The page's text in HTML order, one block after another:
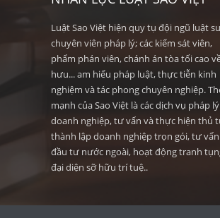
Luật Sao Việt hiện quy tụ đội ngũ luật
chuyên viên pháp lý; các kiểm sát viên,
phẩm phán viên, chánh án tòa tối cao
hưu... am hiểu pháp luật, thực tiễn kinh
nghiệm và tác phong chuyên nghiệp.
mạnh của Sao Việt là các dịch vụ pháp lý
doanh nghiệp, tư vấn và thực hiện thủ
thành lập doanh nghiệp trọn gói, tư vấn
đầu tư nước ngoài, hoạt động tranh
đại diện sỡ hữu trí tuệ..